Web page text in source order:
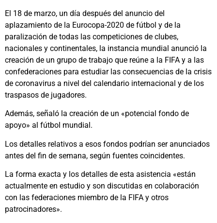
El 18 de marzo, un día después del anuncio del
aplazamiento de la Eurocopa-2020 de fútbol y de la
paralización de todas las competiciones de clubes,
nacionales y continentales, la instancia mundial anunció la
creación de un grupo de trabajo que reúne a la FIFA y a las
confederaciones para estudiar las consecuencias de la crisis
de coronavirus a nivel del calendario internacional y de los
traspasos de jugadores.
Además, señaló la creación de un «potencial fondo de
apoyo» al fútbol mundial.
Los detalles relativos a esos fondos podrían ser anunciados
antes del fin de semana, según fuentes coincidentes.
La forma exacta y los detalles de esta asistencia «están
actualmente en estudio y son discutidas en colaboración
con las federaciones miembro de la FIFA y otros
patrocinadores».